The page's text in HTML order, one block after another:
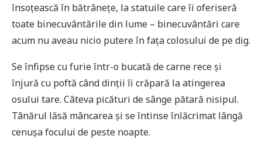
însoțească în bătrânețe, la statuile care îi oferiseră
toate binecuvântările din lume – binecuvântări care
acum nu aveau nicio putere în fața colosului de pe dig.
Se înfipse cu furie într-o bucată de carne rece și
înjură cu poftă când dinții îi crăpară la atingerea
osului tare. Câteva picături de sânge pătară nisipul.
Tânărul lăsă mâncarea și se întinse înlăcrimat lângă
cenușa focului de peste noapte.